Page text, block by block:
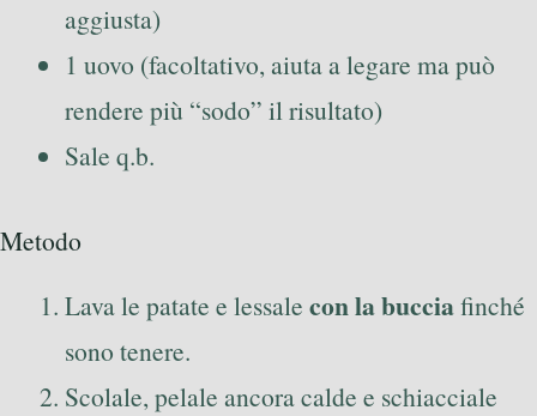
aggiusta)
1 uovo (facoltativo, aiuta a legare ma può
rendere più “sodo” il risultato)
Sale q.b.
Metodo
Lava le patate e lessale con la bucciafinché
sono tenere.
Scolale, pelale ancora calde e schiacciale